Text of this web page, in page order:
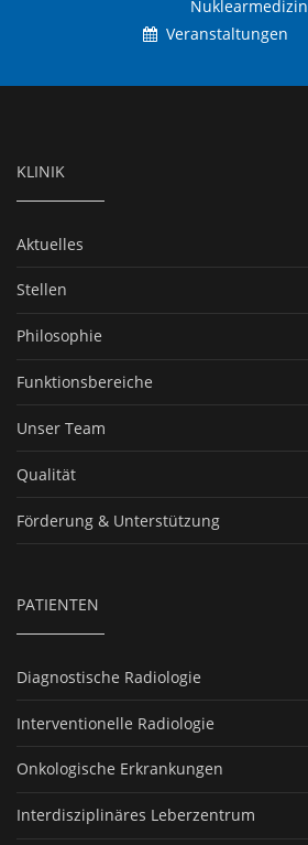
Nuklearmedizin
Veranstaltungen
KLINIK
Aktuelles
Stellen
Philosophie
Funktionsbereiche
Unser Team
Qualität
Förderung & Unterstützung
PATIENTEN
Diagnostische Radiologie
Interventionelle Radiologie
Onkologische Erkrankungen
Interdisziplinäres Leberzentrum